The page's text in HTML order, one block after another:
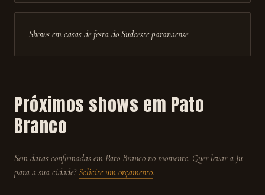
Shows em casas de festa do Sudoeste paranaense
Próximos shows em Pato
Branco
Sem datas confirmadas em Pato Branco no momento. Quer levar a Ju
para a sua cidade? Solicite um orçamento.